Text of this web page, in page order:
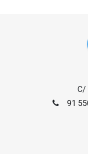
C/
91